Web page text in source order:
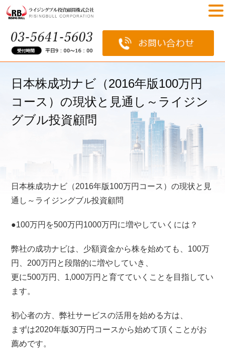
日本株成功ナビ（2016年版100万円
コース）の現状と見通し～ライジン
グブル投資顧問
日本株成功ナビ（2016年版100万円コース）の現状と見
通し～ライジングブル投資顧問
●100万円を500万円1000万円に増やしていくには？
弊社の成功ナビは、少額資金から株を始めても、100万
円、200万円と段階的に増やしていき、
更に500万円、1,000万円と育てていくことを目指してい
ます。
初心者の方、弊社サービスの活用を始める方は、
まずは2020年版30万円コースから始めて頂くことがお
薦めです。